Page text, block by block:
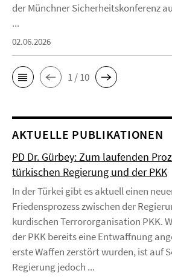
der Münchner Sicherheitskonferenz
...
02.06.2026
1 / 10
AKTUELLE PUBLIKATIONEN
PD Dr. Gürbey: Zum laufenden
türkischen Regierung und der PKK
In der Türkei gibt es aktuell einen
Friedensprozess zwischen der
kurdischen Terrororganisation PKK.
der PKK bereits eine Entwaffnung
erste Waffen zerstört wurden, ist auf
Regierung jedoch ...